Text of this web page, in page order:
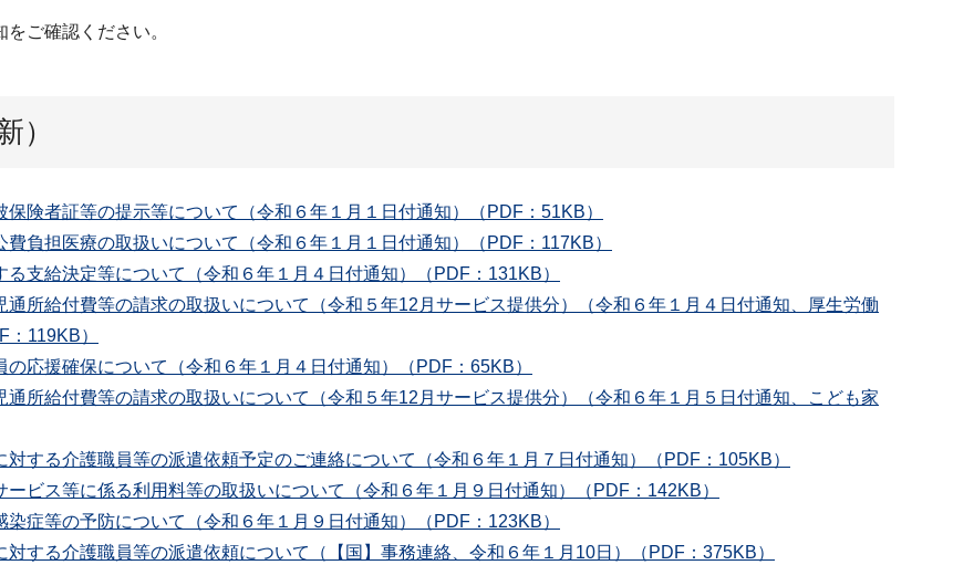
ご確認ください。
）
険者証等の提示等について（令和６年１月１日付通知）（PDF：51KB）
負担医療の取扱いについて（令和６年１月１日付通知）（PDF：117KB）
支給決定等について（令和６年１月４日付通知）（PDF：131KB）
所給付費等の請求の取扱いについて（令和５年12月サービス提供分）（令和６年１月４日付通知、厚生労働
119KB）
応援確保について（令和６年１月４日付通知）（PDF：65KB）
通所給付費等の請求の取扱いについて（令和５年12月サービス提供分）（令和６年１月５日付通知、こども家
する介護職員等の派遣依頼予定のご連絡について（令和６年１月７日付通知）（PDF：105KB）
ビス等に係る利用料等の取扱いについて（令和６年１月９日付通知）（PDF：142KB）
症等の予防について（令和６年１月９日付通知）（PDF：123KB）
する介護職員等の派遣依頼について（【国】事務連絡、令和６年１月10日）（PDF：375KB）